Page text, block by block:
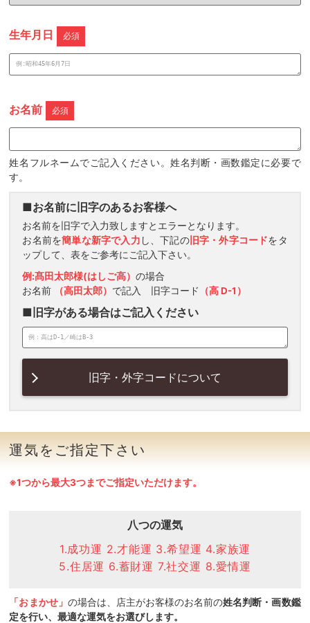
生年月日 必須
お名前 必須
姓名フルネームでご記入ください。姓名判断・画数鑑定に必要で
す。
■お名前に旧字のあるお客様へ
お名前を旧字で入力致しますとエラーとなります。
お名前を簡単な新字で入力 し、下記の旧字・外字コードをタ
ップして、表をご参考にご記入下さい。
例:髙田太郎様(はしご高）の場合
お名前
（高田太郎） で記入 旧字コード （高 D-1）
■旧字がある場合はご記入ください
旧字・外字コードについて
運気をご指定下さい
※1つから最大3つまでご指定いただけます。
八つの運気
1.成功運 2.才能運 3.希望運 4.家族運
5.住居運 6.蓄財運 7.社交運 8.愛情運
「おまかせ」 の場合は、店主がお客様のお名前の姓名判断・画数鑑
定を行い、最適な運気をお選びします。